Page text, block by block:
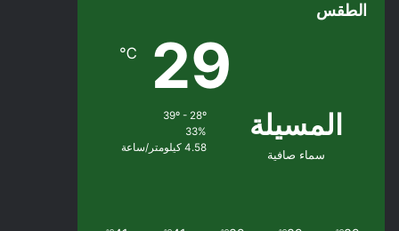
الطقس
المسيلة
سماء صافية
29
℃
39º - 28º
33%
4.58 كيلومتر/ساعة